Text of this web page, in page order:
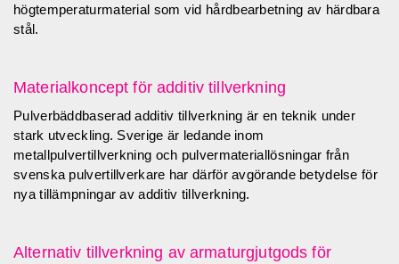
högtemperaturmaterial som vid hårdbearbetning av härdbara
stål.
Materialkoncept för additiv tillverkning
Pulverbäddbaserad additiv tillverkning är en teknik under
stark utveckling. Sverige är ledande inom
metallpulvertillverkning och pulvermateriallösningar från
svenska pulvertillverkare har därför avgörande betydelse för
nya tillämpningar av additiv tillverkning.
Alternativ tillverkning av armaturgjutgods för